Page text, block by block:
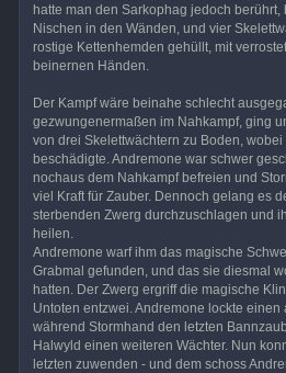
hatte man den Sarkophag jedoch berührt,
Nischen in den Wänden, und vier
rostige Kettenhemden gehüllt, mit
beinernen Händen.
Der Kampf wäre beinahe schlecht
gezwungenermaßen im Nahkampf, ging
von drei Skelettwächtern zu Boden,
beschädigte. Andremone war schwer
nochaus dem Nahkampf befreien und
viel Kraft für Zauber. Dennoch gelang es
sterbenden Zwerg durchzuschlagen und
heilen.
Andremone warf ihm das magische
Grabmal gefunden, und das sie diesmal
hatten. Der Zwerg ergriff die magische
Untoten entzwei. Andremone lockte einen
während Stormhand den letzten
Halwyld einen weiteren Wächter. Nun
letzten zuwenden - und dem schoss